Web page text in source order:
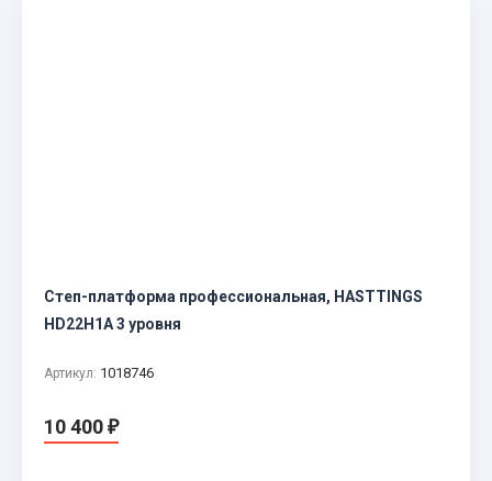
Степ-платформа профессиональная, HASTTINGS
HD22H1A 3 уровня
Артикул: 1018746
10 400 ₽